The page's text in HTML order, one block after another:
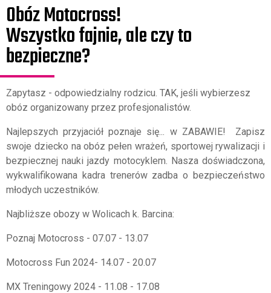
Obóz Motocross!
Wszystko fajnie, ale czy to
bezpieczne?
Zapytasz - odpowiedzialny rodzicu. TAK, jeśli wybierzesz
obóz organizowany przez profesjonalistów.
Najlepszych przyjaciół poznaje się... w ZABAWIE! Zapisz
swoje dziecko na obóz pełen wrażeń, sportowej rywalizacji i
bezpiecznej nauki jazdy motocyklem. Nasza doświadczona,
wykwalifikowana kadra trenerów zadba o bezpieczeństwo
młodych uczestników.
Najbliższe obozy w Wolicach k. Barcina:
Poznaj Motocross - 07.07 - 13.07
Motocross Fun 2024- 14.07 - 20.07
MX Treningowy 2024 - 11.08 - 17.08